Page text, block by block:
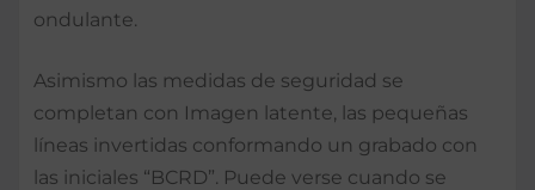
ondulante.
Asimismo las medidas de seguridad se
completan con Imagen latente, las pequeñas
líneas invertidas conformando un grabado con
las iniciales “BCRD”. Puede verse cuando se